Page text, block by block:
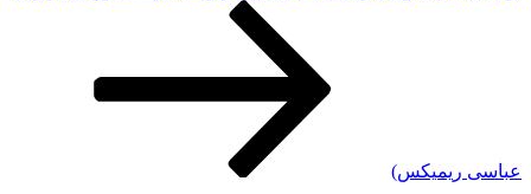
عباسی ریمیکس)